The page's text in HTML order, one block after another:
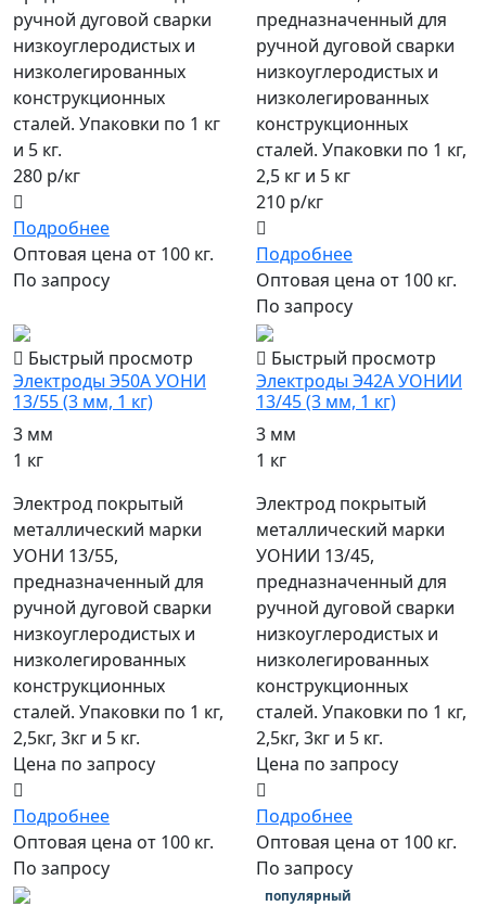
ручной дуговой сварки
низкоуглеродистых и
низколегированных
конструкционных
сталей. Упаковки по 1 кг
и 5 кг.
280 р/кг
Подробнее
Оптовая цена от 100 кг.
По запросу
предназначенный для
ручной дуговой сварки
низкоуглеродистых и
низколегированных
конструкционных
сталей. Упаковки по 1 кг,
2,5 кг и 5 кг
210 р/кг
Подробнее
Оптовая цена от 100 кг.
По запросу
Быстрый просмотр
Электроды Э50А УОНИ
13/55 (3 мм, 1 кг)
3 мм
1 кг
Электрод покрытый
металлический марки
УОНИ 13/55,
предназначенный для
ручной дуговой сварки
низкоуглеродистых и
низколегированных
конструкционных
сталей. Упаковки по 1 кг,
2,5кг, 3кг и 5 кг.
Цена по запросу
Подробнее
Оптовая цена от 100 кг.
По запросу
Быстрый просмотр
Электроды Э42А УОНИИ
13/45 (3 мм, 1 кг)
3 мм
1 кг
Электрод покрытый
металлический марки
УОНИИ 13/45,
предназначенный для
ручной дуговой сварки
низкоуглеродистых и
низколегированных
конструкционных
сталей. Упаковки по 1 кг,
2,5кг, 3кг и 5 кг.
Цена по запросу
Подробнее
Оптовая цена от 100 кг.
По запросу
популярный